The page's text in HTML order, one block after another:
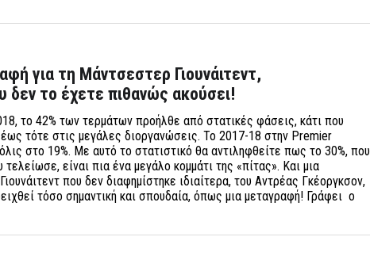
για τη Μάντσεστερ Γιουνάιτεντ,
δεν το έχετε πιθανώς ακούσει!
το 42% των τερμάτων προήλθε από στατικές φάσεις, κάτι που
τότε στις μεγάλες διοργανώσεις. Το 2017-18 στην Premier
στο 19%. Με αυτό το στατιστικό θα αντιληφθείτε πως το 30%, που
είναι πια ένα μεγάλο κομμάτι της «πίτας». Και μια
που δεν διαφημίστηκε ιδιαίτερα, του Αντρέας Γκέοργκσον,
τόσο σημαντική και σπουδαία, όπως μια μεταγραφή! Γράφει ο